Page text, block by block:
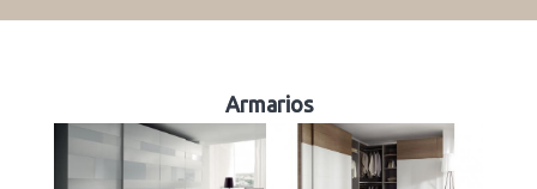
Armarios